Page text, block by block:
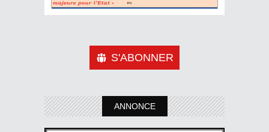
S'ABONNER
ANNONCE